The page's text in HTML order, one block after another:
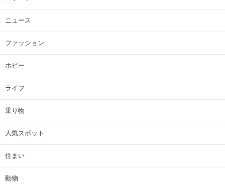
ニュース
ファッション
ホビー
ライフ
乗り物
人気スポット
住まい
動物